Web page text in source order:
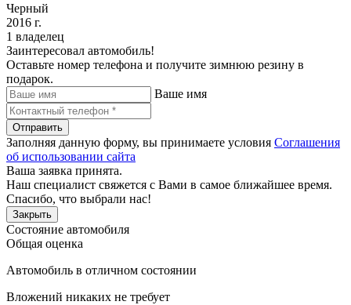
Черный
2016 г.
1 владелец
Заинтересовал автомобиль!
Оставьте номер телефона и получите зимнюю резину в
подарок.
Ваше имя
Отправить
Заполняя данную форму, вы принимаете условия Соглашения
об использовании сайта
Ваша заявка принята.
Наш специалист свяжется с Вами в самое ближайшее время.
Спасибо, что выбрали нас!
Закрыть
Состояние автомобиля
Общая оценка
Автомобиль в отличном состоянии
Вложений никаких не требует